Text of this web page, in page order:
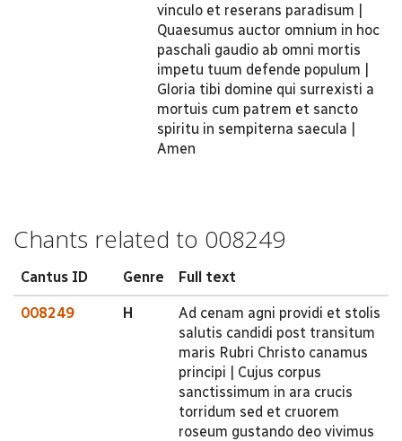
vinculo et reserans paradisum |
Quaesumus auctor omnium in hoc
paschali gaudio ab omni mortis
impetu tuum defende populum |
Gloria tibi domine qui surrexisti a
mortuis cum patrem et sancto
spiritu in sempiterna saecula |
Amen
Chants related to 008249
Cantus ID Genre Full text
008249 H
Ad cenam agni providi et stolis
salutis candidi post transitum
maris Rubri Christo canamus
principi | Cujus corpus
sanctissimum in ara crucis
torridum sed et cruorem
roseum gustando deo vivimus